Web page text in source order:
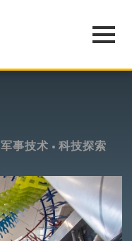
军事技术 科技探索